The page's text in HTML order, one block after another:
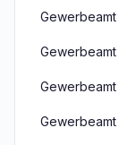
Gewerbeamt